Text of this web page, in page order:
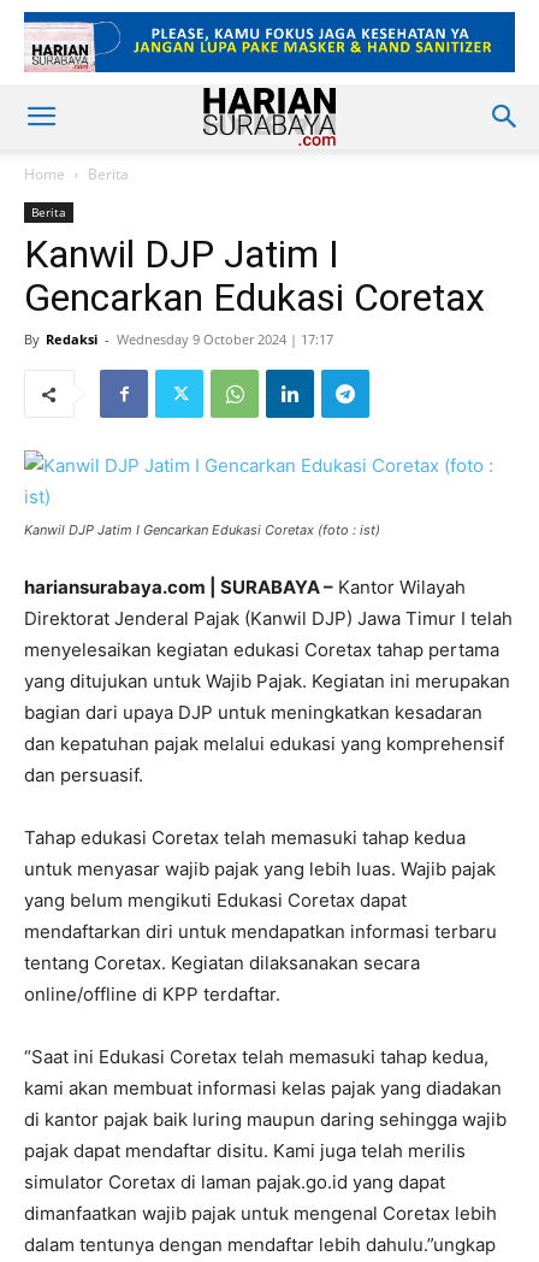
Home Berita
Berita
Kanwil DJP Jatim I
Gencarkan Edukasi Coretax
By Redaksi - Wednesday 9 October 2024 | 17:17
Kanwil DJP Jatim I Gencarkan Edukasi Coretax (foto : ist)
hariansurabaya.com | SURABAYA – Kantor Wilayah
Direktorat Jenderal Pajak (Kanwil DJP) Jawa Timur I telah
menyelesaikan kegiatan edukasi Coretax tahap pertama
yang ditujukan untuk Wajib Pajak. Kegiatan ini merupakan
bagian dari upaya DJP untuk meningkatkan kesadaran
dan kepatuhan pajak melalui edukasi yang komprehensif
dan persuasif.
Tahap edukasi Coretax telah memasuki tahap kedua
untuk menyasar wajib pajak yang lebih luas. Wajib pajak
yang belum mengikuti Edukasi Coretax dapat
mendaftarkan diri untuk mendapatkan informasi terbaru
tentang Coretax. Kegiatan dilaksanakan secara
online/offline di KPP terdaftar.
“Saat ini Edukasi Coretax telah memasuki tahap kedua,
kami akan membuat informasi kelas pajak yang diadakan
di kantor pajak baik luring maupun daring sehingga wajib
pajak dapat mendaftar disitu. Kami juga telah merilis
simulator Coretax di laman pajak.go.id yang dapat
dimanfaatkan wajib pajak untuk mengenal Coretax lebih
dalam tentunya dengan mendaftar lebih dahulu.”ungkap